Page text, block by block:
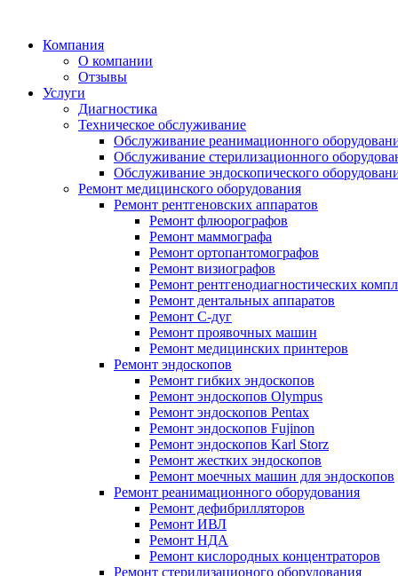
Компания
О компании
Отзывы
Услуги
Диагностика
Техническое обслуживание
Обслуживание реанимационного
Обслуживание стерилизационного
Обслуживание эндоскопического
Ремонт медицинского оборудования
Ремонт рентгеновских аппаратов
Ремонт флюорографов
Ремонт маммографа
Ремонт ортопантомографов
Ремонт визиографов
Ремонт рентгенодиагностических
Ремонт дентальных аппаратов
Ремонт С-дуг
Ремонт проявочных машин
Ремонт медицинских принтеров
Ремонт эндоскопов
Ремонт гибких эндоскопов
Ремонт эндоскопов Olympus
Ремонт эндоскопов Pentax
Ремонт эндоскопов Fujinon
Ремонт эндоскопов Karl Storz
Ремонт жестких эндоскопов
Ремонт моечных машин для эндоскопов
Ремонт реанимационного оборудования
Ремонт дефибрилляторов
Ремонт ИВЛ
Ремонт НДА
Ремонт кислородных концентраторов
Ремонт стерилизационого оборудования